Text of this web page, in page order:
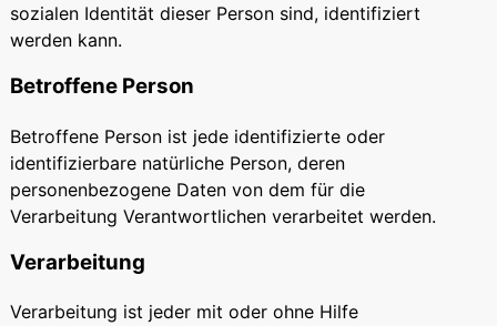
sozialen Identität dieser Person sind, identifiziert
werden kann.
Betroffene Person
Betroffene Person ist jede identifizierte oder
identifizierbare natürliche Person, deren
personenbezogene Daten von dem für die
Verarbeitung Verantwortlichen verarbeitet werden.
Verarbeitung
Verarbeitung ist jeder mit oder ohne Hilfe